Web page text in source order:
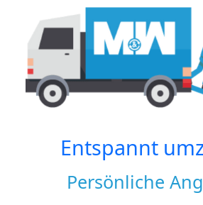
Entspannt
Persönliche